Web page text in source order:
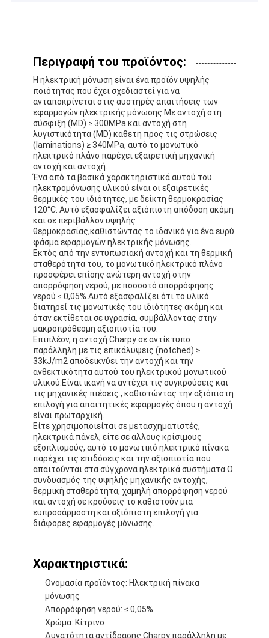
Σπίτι
Προϊόντα
Περίπου εμείς
Περιγραφή του προϊόντος:
Η ηλεκτρική μόνωση είναι ένα προϊόν υψηλής
ποιότητας που έχει σχεδιαστεί για να
ανταποκρίνεται στις αυστηρές απαιτήσεις των
εφαρμογών ηλεκτρικής μόνωσης.Με αντοχή στη
σύσφιξη (MD) ≥ 300MPa και αντοχή στη
λυγιστικότητα (MD) κάθετη προς τις στρώσεις
(laminations) ≥ 340MPa, αυτό το μονωτικό
ηλεκτρικό πλάνο παρέχει εξαιρετική μηχανική
αντοχή και αντοχή.
Ένα από τα βασικά χαρακτηριστικά αυτού του
ηλεκτρομόνωσης υλικού είναι οι εξαιρετικές
θερμικές του ιδιότητες, με δείκτη θερμοκρασίας
120°C. Αυτό εξασφαλίζει αξιόπιστη απόδοση ακόμη
και σε περιβάλλον υψηλής
θερμοκρασίας,καθιστώντας το ιδανικό για ένα ευρύ
φάσμα εφαρμογών ηλεκτρικής μόνωσης.
Εκτός από την εντυπωσιακή αντοχή και τη θερμική
σταθερότητα του, το μονωτικό ηλεκτρικό πλάνο
προσφέρει επίσης ανώτερη αντοχή στην
απορρόφηση νερού, με ποσοστό απορρόφησης
νερού ≤ 0,05%.Αυτό εξασφαλίζει ότι το υλικό
διατηρεί τις μονωτικές του ιδιότητες ακόμη και
όταν εκτίθεται σε υγρασία, συμβάλλοντας στην
μακροπρόθεσμη αξιοπιστία του.
Επιπλέον, η αντοχή Charpy σε αντίκτυπο
παράλληλη με τις επικάλυψεις (notched) ≥
33kJ/m2 αποδεικνύει την αντοχή και την
ανθεκτικότητα αυτού του ηλεκτρικού μονωτικού
υλικού.Είναι ικανή να αντέχει τις συγκρούσεις και
τις μηχανικές πιέσεις., καθιστώντας την αξιόπιστη
επιλογή για απαιτητικές εφαρμογές όπου η αντοχή
είναι πρωταρχική.
Είτε χρησιμοποιείται σε μετασχηματιστές,
ηλεκτρικά πάνελ, είτε σε άλλους κρίσιμους
εξοπλισμούς, αυτό το μονωτικό ηλεκτρικό πίνακα
παρέχει τις επιδόσεις και την αξιοπιστία που
απαιτούνται στα σύγχρονα ηλεκτρικά συστήματα.Ο
συνδυασμός της υψηλής μηχανικής αντοχής,
θερμική σταθερότητα, χαμηλή απορρόφηση νερού
και αντοχή σε κρούσεις το καθιστούν μια
ευπροσάρμοστη και αξιόπιστη επιλογή για
διάφορες εφαρμογές μόνωσης.
Χαρακτηριστικά:
Ονομασία προϊόντος: Ηλεκτρική πίνακα
μόνωσης
Απορρόφηση νερού: ≤ 0,05%
Χρώμα: Κίτρινο
Δυνατότητα αντίδρασης Charpy παράλληλη με